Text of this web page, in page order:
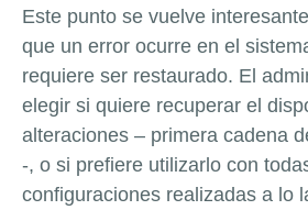
Este punto se vuelve
que un error ocurre en el
requiere ser restaurado. El
elegir si quiere recuperar el
alteraciones – primera cadena
-, o si prefiere utilizarlo con
configuraciones realizadas a lo